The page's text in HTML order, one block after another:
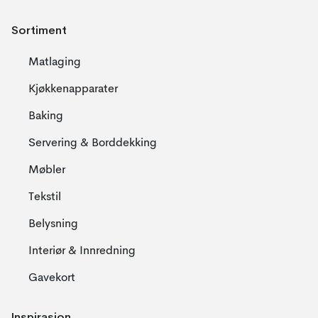
Sortiment
Matlaging
Kjøkkenapparater
Baking
Servering & Borddekking
Møbler
Tekstil
Belysning
Interiør & Innredning
Gavekort